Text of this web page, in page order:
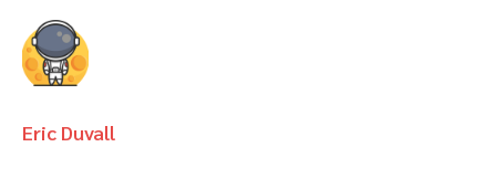
Eric Duvall